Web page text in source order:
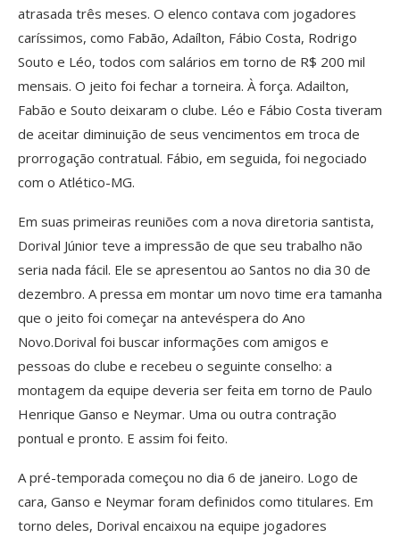
atrasada três meses. O elenco contava com jogadores
caríssimos, como Fabão, Adaílton, Fábio Costa, Rodrigo
Souto e Léo, todos com salários em torno de R$ 200 mil
mensais. O jeito foi fechar a torneira. À força. Adailton,
Fabão e Souto deixaram o clube. Léo e Fábio Costa tiveram
de aceitar diminuição de seus vencimentos em troca de
prorrogação contratual. Fábio, em seguida, foi negociado
com o Atlético-MG.
Em suas primeiras reuniões com a nova diretoria santista,
Dorival Júnior teve a impressão de que seu trabalho não
seria nada fácil. Ele se apresentou ao Santos no dia 30 de
dezembro. A pressa em montar um novo time era tamanha
que o jeito foi começar na antevéspera do Ano
Novo.Dorival foi buscar informações com amigos e
pessoas do clube e recebeu o seguinte conselho: a
montagem da equipe deveria ser feita em torno de Paulo
Henrique Ganso e Neymar. Uma ou outra contração
pontual e pronto. E assim foi feito.
A pré-temporada começou no dia 6 de janeiro. Logo de
cara, Ganso e Neymar foram definidos como titulares. Em
torno deles, Dorival encaixou na equipe jogadores